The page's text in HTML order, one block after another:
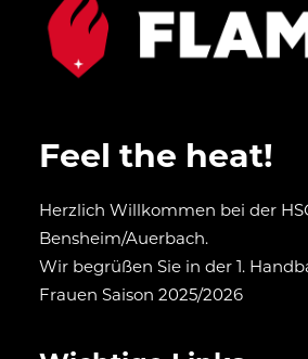
Feel the heat!
Herzlich Willkommen bei der
Bensheim/Auerbach.
Wir begrüßen Sie in der 1.
Frauen Saison 2025/2026